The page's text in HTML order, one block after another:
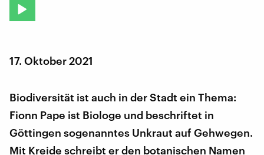
17. Oktober 2021
Biodiversität ist auch in der Stadt ein Thema:
Fionn Pape ist Biologe und beschriftet in
Göttingen sogenanntes Unkraut auf Gehwegen.
Mit Kreide schreibt er den botanischen Namen